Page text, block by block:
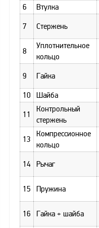
ОБОРУДОВАНИЕ
АГЗС, ГНС
Услуги
Новости
Контакты
Распродажа
сделать
заказ?
Доставка
6 Втулка
7 Стержень
8
Уплотнительное
кольцо
9 Гайка
10 Шайба
11
Контрольный
стержень
13
Компрессионное
кольцо
14 Рычаг
15 Пружина
16 Гайка + шайба